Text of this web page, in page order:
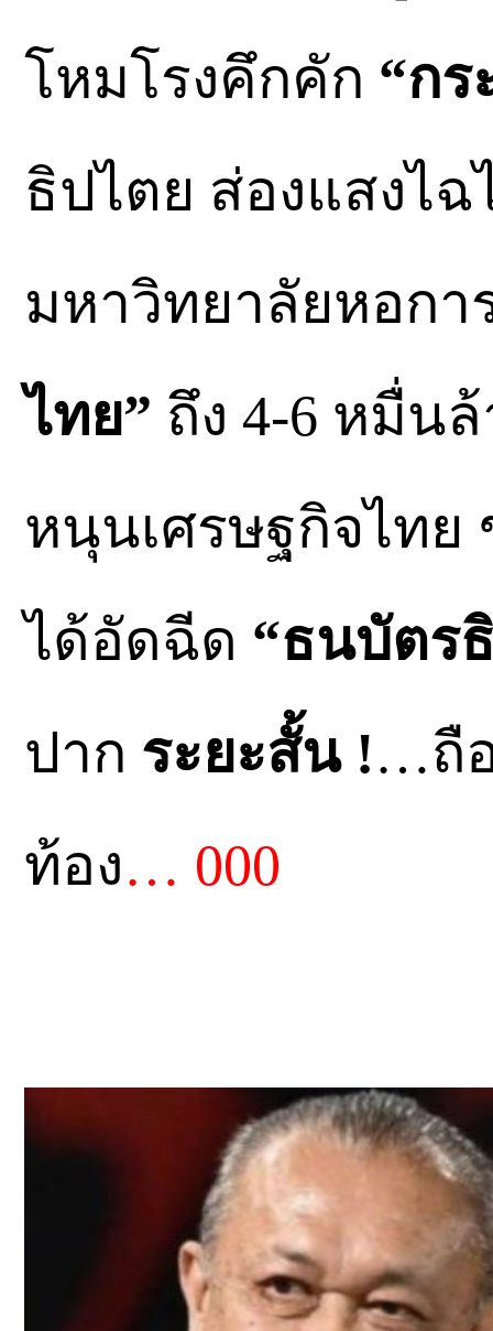
โหมโรงคึกคัก “กร
ธิปไตย ส่องแสงไ
มหาวิทยาลัยหอกา
ไทย” ถึง 4-6 หมื่น
หนุนเศรษฐกิจไทย
ได้อัดฉีด “ธนบัตร
ปาก ระยะสั้น !…ถื
ท้อง… 000